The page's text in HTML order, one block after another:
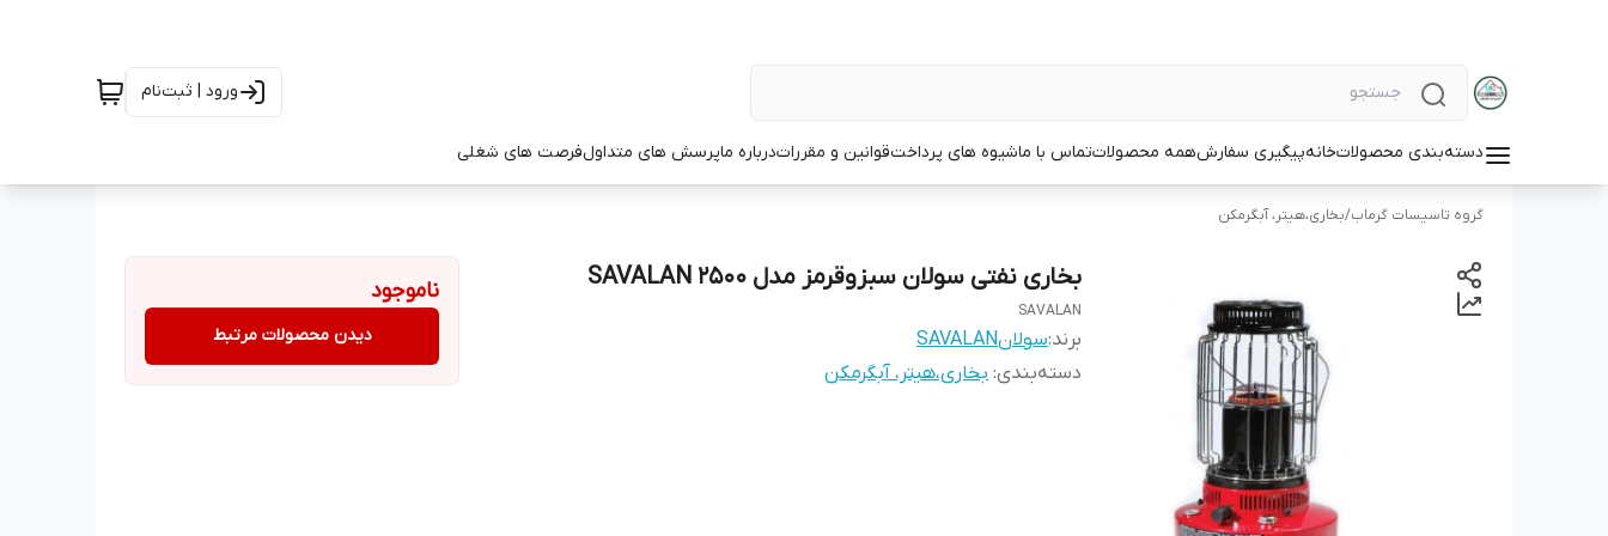
ورود | ثبت‌نام
دسته‌بندی محصولاتخانهپیگیری سفارشهمه محصولاتتماس با ماشیوه های پرداختقوانین و مقرراتدرباره ماپرسش های متداولفرصت های شغلی
گروه تاسیسات گرماب/بخاری،هیتر، آبگرمکن
بخاری نفتی سولان سبزوقرمز مدل SAVALAN 2500
SAVALAN
برند:سولانSAVALAN
دسته‌بندی: بخاری،هیتر، آبگرمکن
ناموجود
دیدن محصولات مرتبط